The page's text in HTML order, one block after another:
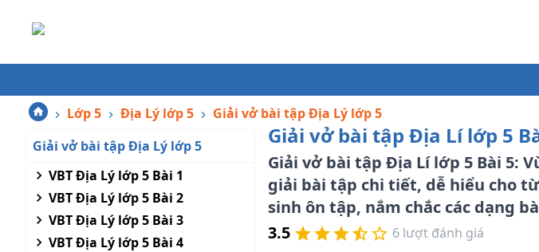
Lớp 5 Địa Lý lớp 5
Giải vở bài tập Địa Lý lớp 5
Giải vở bài tập Địa Lý lớp 5
VBT Địa Lý lớp 5 Bài 1
VBT Địa Lý lớp 5 Bài 2
VBT Địa Lý lớp 5 Bài 3
VBT Địa Lý lớp 5 Bài 4
Giải vở bài tập Địa Lí lớp 5
Giải vở bài tập Địa Lí lớp 5 Bài 5:
giải bài tập chi tiết, dễ hiểu cho
sinh ôn tập, nắm chắc các dạng
3.5
6 lượt đánh giá